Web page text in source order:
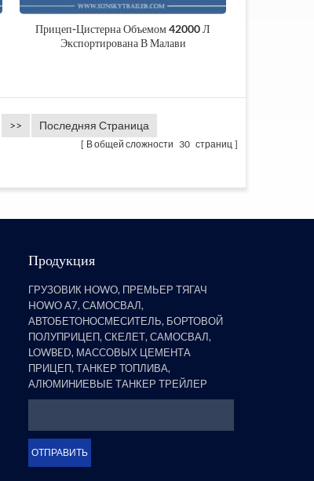
полуприцепов, обнаружил, что
бортовой прицеп со стойками
Прицеп-Цистерна Объемом 42000 Л
Экспортирована В Малави
>> Последняя Страница
В общей сложности 30 страниц
Продукция
ГРУЗОВИК HOWO, ПРЕМЬЕР ТЯГАЧ
HOWO A7, САМОСВАЛ,
АВТОБЕТОНОСМЕСИТЕЛЬ, БОРТОВОЙ
ПОЛУПРИЦЕП, СКЕЛЕТ, САМОСВАЛ,
LOWBED, МАССОВЫХ ЦЕМЕНТА
ПРИЦЕП, ТАНКЕР ТОПЛИВА,
АЛЮМИНИЕВЫЕ ТАНКЕР ТРЕЙЛЕР